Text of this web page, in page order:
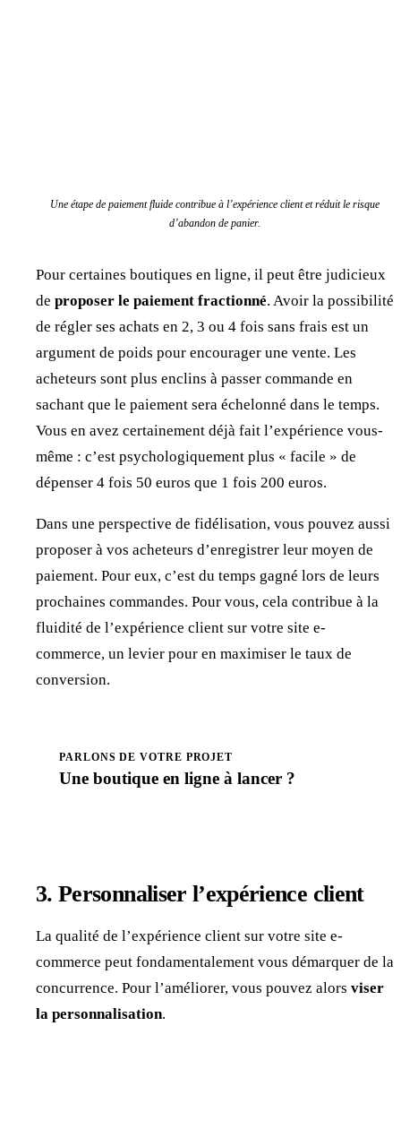
Une étape de paiement fluide contribue à l’expérience client et réduit le risque
d’abandon de panier.
Pour certaines boutiques en ligne, il peut être judicieux
de proposer le paiement fractionné. Avoir la possibilité
de régler ses achats en 2, 3 ou 4 fois sans frais est un
argument de poids pour encourager une vente. Les
acheteurs sont plus enclins à passer commande en
sachant que le paiement sera échelonné dans le temps.
Vous en avez certainement déjà fait l’expérience vous-
même : c’est psychologiquement plus « facile » de
dépenser 4 fois 50 euros que 1 fois 200 euros.
Dans une perspective de fidélisation, vous pouvez aussi
proposer à vos acheteurs d’enregistrer leur moyen de
paiement. Pour eux, c’est du temps gagné lors de leurs
prochaines commandes. Pour vous, cela contribue à la
fluidité de l’expérience client sur votre site e-
commerce, un levier pour en maximiser le taux de
conversion.
PARLONS DE VOTRE PROJET
Une boutique en ligne à lancer ?
3. Personnaliser l’expérience client
La qualité de l’expérience client sur votre site e-
commerce peut fondamentalement vous démarquer de la
concurrence. Pour l’améliorer, vous pouvez alors viser
la personnalisation.